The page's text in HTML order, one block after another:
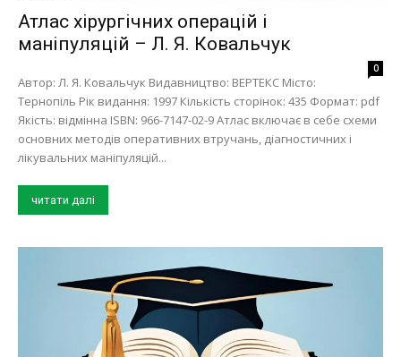
Атлас хірургічних операцій і
маніпуляцій – Л. Я. Ковальчук
0
Автор: Л. Я. Ковальчук Видавництво: ВЕРТЕКС Місто:
Тернопіль Рік видання: 1997 Кількість сторінок: 435 Формат: pdf
Якість: відмінна ISBN: 966-7147-02-9 Атлас включає в себе схеми
основних методів оперативних втручань, діагностичних і
лікувальних маніпуляцій...
читати далі